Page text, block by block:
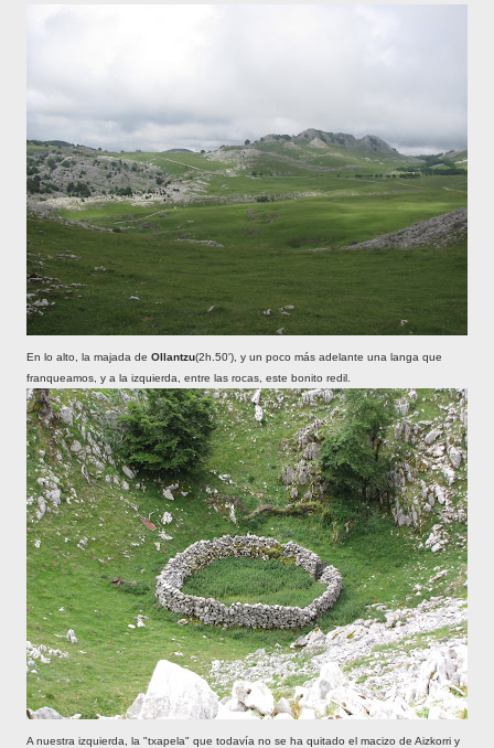
En lo alto, la majada de Ollantzu(2h.50'), y un poco más adelante una langa que
franqueamos, y a la izquierda, entre las rocas, este bonito redil.
A nuestra izquierda, la "txapela" que todavía no se ha quitado el macizo de Aizkorri y